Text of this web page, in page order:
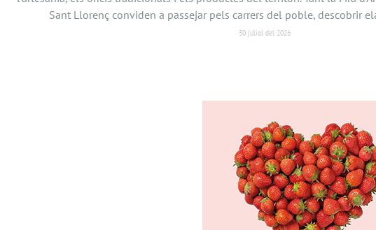
Sant Llorenç conviden a passejar pels carrers del poble, descobrir
30 juliol del 2026